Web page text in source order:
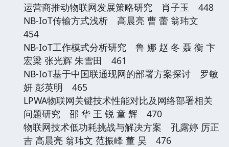
运营商推动物联网发展策略研究 肖子玉 448
NB-IoT传输方式浅析 高晨亮 曹 蕾 翁玮文
454
NB-IoT工作模式分析研究 鲁 娜 赵 冬 聂 衡 卞
宏梁 张光辉 朱雪田 461
NB-IoT基于中国联通现网的部署方案探讨 罗敏
妍 彭英明 465
LPWA物联网关键技术性能对比及网络部署相关
问题研究 邵 华 王 锐 童 辉 470
物联网技术低功耗挑战与解决方案 孔露婷 厉正
吉 高晨亮 翁玮文 范振峰 董 昊 476